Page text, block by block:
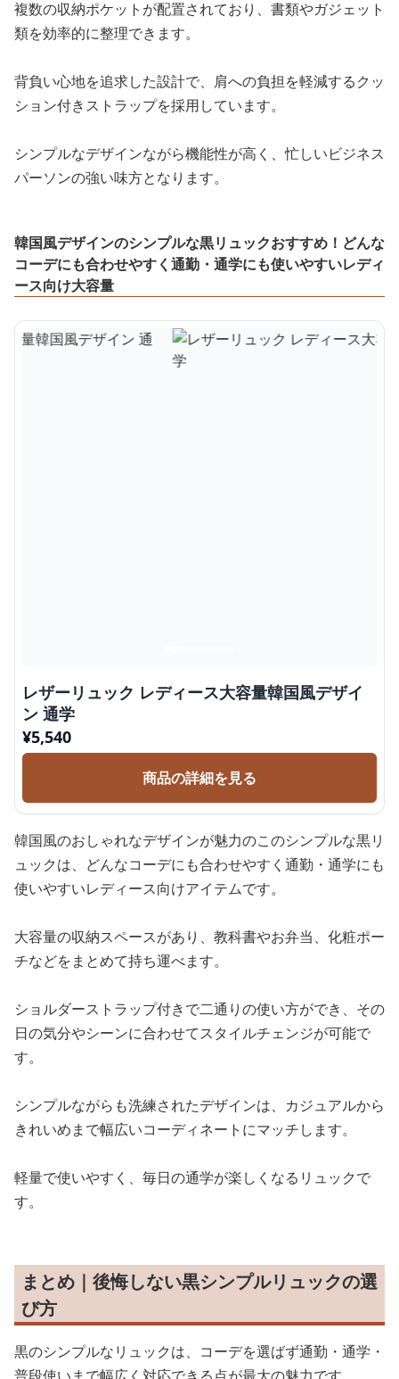
複数の収納ポケットが配置されており、書類やガジェット
類を効率的に整理できます。
背負い心地を追求した設計で、肩への負担を軽減するクッ
ション付きストラップを採用しています。
シンプルなデザインながら機能性が高く、忙しいビジネス
パーソンの強い味方となります。
韓国風デザインのシンプルな黒リュックおすすめ！どんな
コーデにも合わせやすく通勤・通学にも使いやすいレディ
ース向け大容量
レザーリュック レディース大容量韓国風デザイ
ン 通学
¥5,540
商品の詳細を見る
韓国風のおしゃれなデザインが魅力のこのシンプルな黒リ
ュックは、どんなコーデにも合わせやすく通勤・通学にも
使いやすいレディース向けアイテムです。
大容量の収納スペースがあり、教科書やお弁当、化粧ポー
チなどをまとめて持ち運べます。
ショルダーストラップ付きで二通りの使い方ができ、その
日の気分やシーンに合わせてスタイルチェンジが可能で
す。
シンプルながらも洗練されたデザインは、カジュアルから
きれいめまで幅広いコーディネートにマッチします。
軽量で使いやすく、毎日の通学が楽しくなるリュックで
す。
まとめ｜後悔しない黒シンプルリュックの選
び方
黒のシンプルなリュックは、コーデを選ばず通勤・通学・